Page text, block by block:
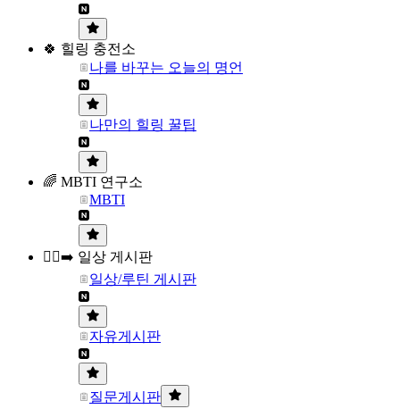
🍀 힐링 충전소
나를 바꾸는 오늘의 명언
나만의 힐링 꿀팁
🌈 MBTI 연구소
MBTI
🏃‍♀️‍➡️ 일상 게시판
일상/루틴 게시판
자유게시판
질문게시판